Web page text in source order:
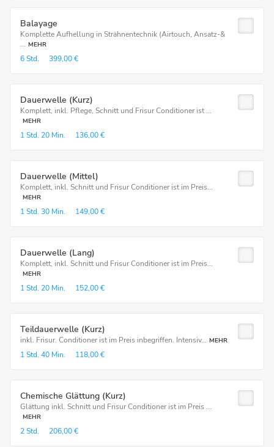
Balayage
Komplette Aufhellung in Strähnentechnik (Airtouch, Ansatz-&
... MEHR
6 Std. 399,00 €
Dauerwelle (Kurz)
Komplett, inkl. Pflege, Schnitt und Frisur Conditioner ist ...
MEHR
1 Std. 20 Min. 136,00 €
Dauerwelle (Mittel)
Komplett, inkl. Schnitt und Frisur Conditioner ist im Preis...
MEHR
1 Std. 30 Min. 149,00 €
Dauerwelle (Lang)
Komplett, inkl. Schnitt und Frisur Conditioner ist im Preis...
MEHR
1 Std. 20 Min. 152,00 €
Teildauerwelle (Kurz)
inkl. Frisur. Conditioner ist im Preis inbegriffen. Intensiv... MEHR
1 Std. 40 Min. 118,00 €
Chemische Glättung (Kurz)
Glättung inkl. Schnitt und Frisur Conditioner ist im Preis ...
MEHR
2 Std. 206,00 €